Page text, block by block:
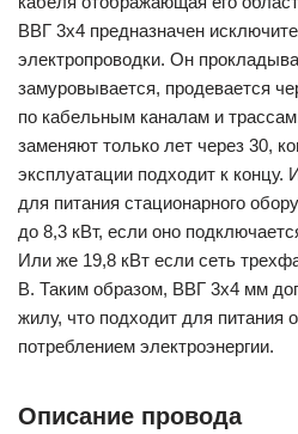
ВВГ 3х4 предназначен
электропроводки. Он
замуровывается, продевается
по кабельным каналам и
заменяют только лет через 30,
эксплуатации подходит к
для питания стационарного
до 8,3 кВт, если оно
Или же 19,8 кВт если сеть
В. Таким образом, ВВГ 3х4 мм
жилу, что подходит для питания
потреблением электроэнергии.
Описание провода